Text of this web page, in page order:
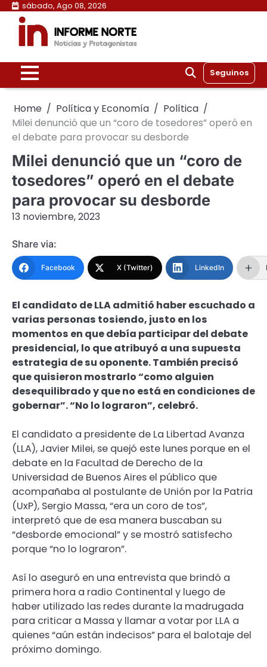
Skip
content
sábado, Ago 08, 2026
Seguinos
Home Política y Economía
Política
Milei denunció que un “coro de tosedores” operó en
el debate para provocar su desborde
Milei denunció que un “coro de
tosedores” operó en el debate
para provocar su desborde
13 noviembre, 2023
Share via:
Facebook X (Twitter) LinkedIn
El candidato de LLA admitió haber escuchado a
varias personas tosiendo, justo en los
momentos en que debía participar del debate
presidencial, lo que atribuyó a una supuesta
estrategia de su oponente. También precisó
que quisieron mostrarlo “como alguien
desequilibrado y que no está en condiciones de
gobernar”. “No lo lograron”, celebró.
El candidato a presidente de La Libertad Avanza
(LLA), Javier Milei, se quejó este lunes porque en el
debate en la Facultad de Derecho de la
Universidad de Buenos Aires el público que
acompañaba al postulante de Unión por la Patria
(UxP), Sergio Massa, “era un coro de tos”,
interpretó que de esa manera buscaban su
“desborde emocional” y se mostró satisfecho
porque “no lo lograron”.
Así lo aseguró en una entrevista que brindó a
primera hora a radio Continental y luego de
haber utilizado las redes durante la madrugada
para criticar a Massa y llamar a votar por LLA a
quienes “aún están indecisos” para el balotaje del
próximo domingo.